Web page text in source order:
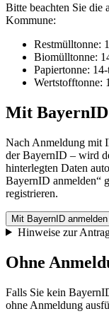
Bitte beachten Sie die
Kommune:
Restmülltonne:
Biomülltonne:
Papiertonne:
Wertstofftonne:
Mit BayernID
Nach Anmeldung mit
der BayernID – wird
hinterlegten Daten
BayernID anmelden“
registrieren.
Mit BayernID anmelden
Hinweise zur
Ohne
Falls Sie kein
ohne Anmeldung